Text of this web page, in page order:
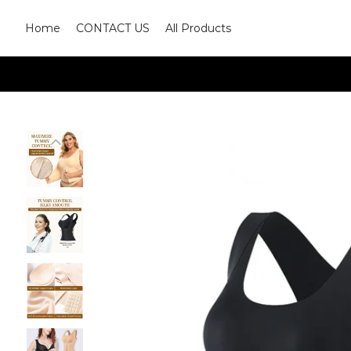
Home CONTACT US All Products